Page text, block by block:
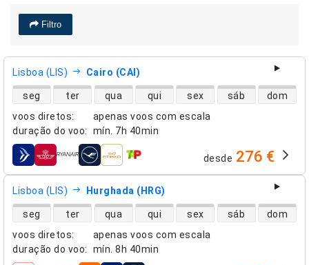
Filtro
Lisboa (LIS) Cairo (CAI)
voos diretos:
apenas voos com escala
duração do voo: mín. 7h 40min
disponibilidade de voos diretos
seg ter qua qui sex sáb dom
companhias aéreas desde 276 €
Lisboa (LIS) Hurghada (HRG)
voos diretos:
apenas voos com escala
duração do voo: mín. 8h 40min
disponibilidade de voos diretos
seg ter qua qui sex sáb dom